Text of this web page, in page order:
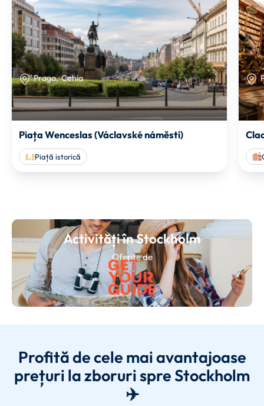
Praga, Cehia
Piața Wenceslas (Václavské náměstí)
Piață istorică
Activități în Stockholm
Oferite de
Profită de cele mai avantajoase
prețuri la zboruri spre Stockholm
✈️